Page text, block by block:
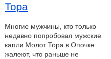
Тора
Многие мужчины, кто только
недавно попробовал мужские
капли Молот Тора в Опочке
жалеют, что раньше не